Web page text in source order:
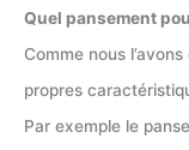
Quel pansement
Comme nous
propres
Par exemple le